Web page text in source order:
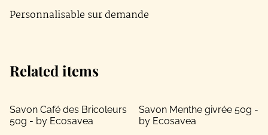
Personnalisable sur demande
Related items
Savon Café des Bricoleurs
50g - by Ecosavea
Savon Menthe givrée 50g -
by Ecosavea